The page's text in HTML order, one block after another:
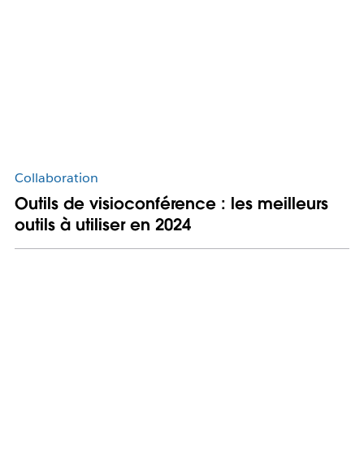
Collaboration
Outils de visioconférence : les meilleurs
outils à utiliser en 2024